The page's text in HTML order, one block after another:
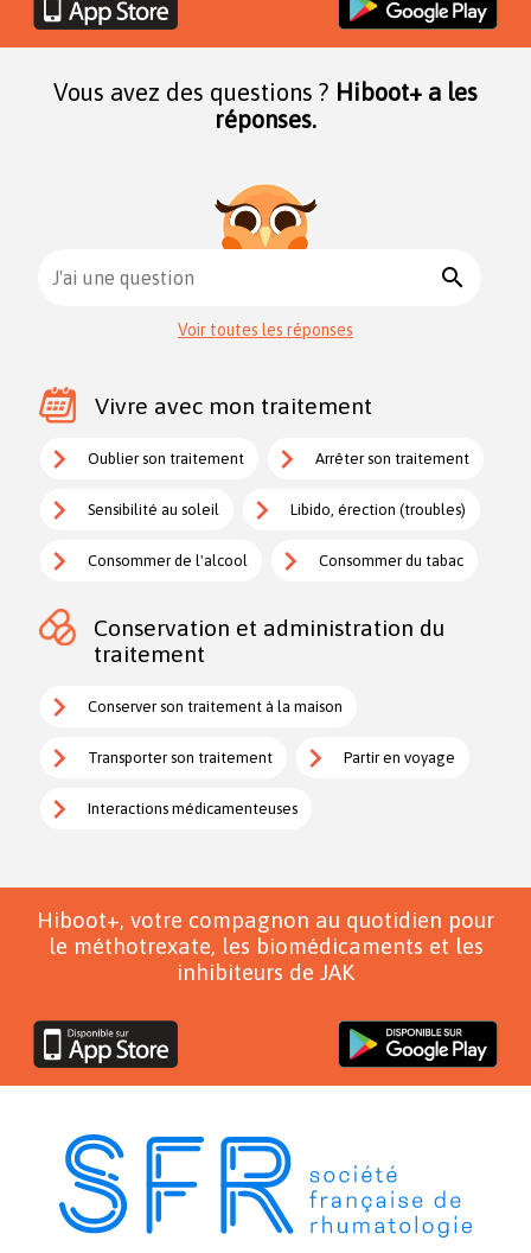
Vous avez des questions ? Hiboot+ a les
réponses.
J'ai une question search
Voir toutes les réponses
Vivre avec mon traitement
Oublier son traitement Arrêter son traitement
Sensibilité au soleil Libido, érection (troubles)
Consommer de l'alcool Consommer du tabac
Conservation et administration du
traitement
Conserver son traitement à la maison
Transporter son traitement Partir en voyage
Interactions médicamenteuses
Hiboot+, votre compagnon au quotidien pour
le méthotrexate, les biomédicaments et les
inhibiteurs de JAK